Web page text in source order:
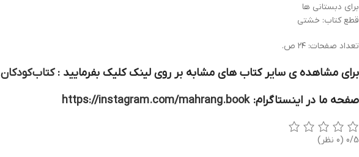
برای دبستانی ها
قطع کتاب: خشتی
تعداد صفحات: ۲۴ ص.
برای مشاهده ی سایر کتاب های مشابه بر روی لینک کلیک بفرمایید :کتاب کودکان
صفحه ما در اینستاگرام:https://instagram.com/mahrang.book
0/5 (0 نظر)